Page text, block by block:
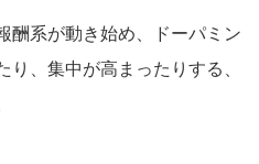
酬系が動き始め、ドーパミン
、集中が高まったりする、